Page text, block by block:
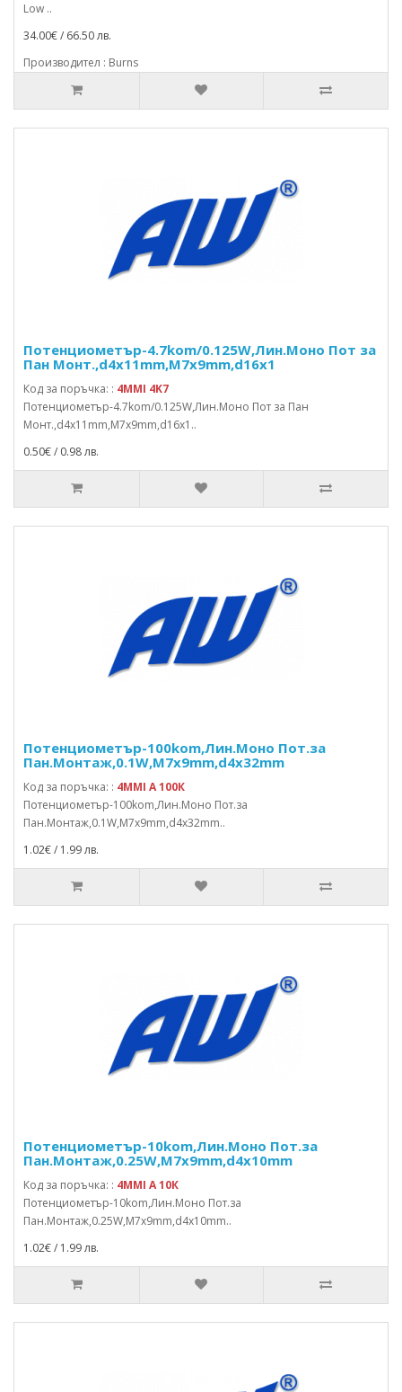
Low ..
34.00€ / 66.50 лв.
Производител : Burns
Потенциометър-4.7kom/0.125W,Лин.Моно Пот за
Пан Монт.,d4x11mm,M7x9mm,d16x1
Код за поръчка: : 4MMI 4K7
Потенциометър-4.7kom/0.125W,Лин.Моно Пот за Пан
Монт.,d4x11mm,M7x9mm,d16x1..
0.50€ / 0.98 лв.
Потенциометър-100kom,Лин.Моно Пот.за
Пан.Монтаж,0.1W,M7x9mm,d4x32mm
Код за поръчка: : 4MMI A 100К
Потенциометър-100kom,Лин.Моно Пот.за
Пан.Монтаж,0.1W,M7x9mm,d4x32mm..
1.02€ / 1.99 лв.
Потенциометър-10kom,Лин.Моно Пот.за
Пан.Монтаж,0.25W,M7x9mm,d4x10mm
Код за поръчка: : 4MMI A 10К
Потенциометър-10kom,Лин.Моно Пот.за
Пан.Монтаж,0.25W,M7x9mm,d4x10mm..
1.02€ / 1.99 лв.